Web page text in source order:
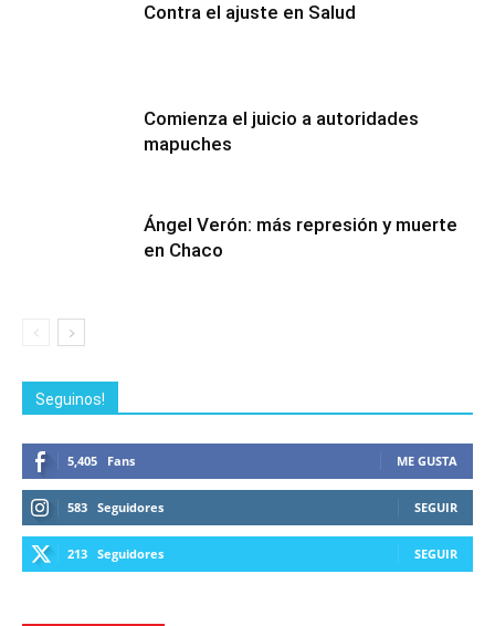
Contra el ajuste en Salud
Comienza el juicio a autoridades
mapuches
Ángel Verón: más represión y muerte
en Chaco
Seguinos!
5,405 Fans ME GUSTA
583 Seguidores SEGUIR
213 Seguidores SEGUIR